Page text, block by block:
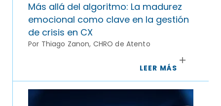
Más allá del algoritmo: La madurez
emocional como clave en la gestión
de crisis en CX
Por Thiago Zanon, CHRO de Atento
LEER MÁS